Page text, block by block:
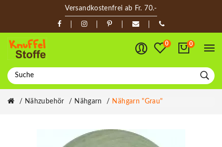
Versandkostenfrei ab Fr. 70.-
0 0
Nähzubehör Nähgarn Nähgarn "grau"